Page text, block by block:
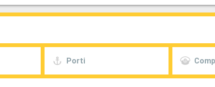
Porti